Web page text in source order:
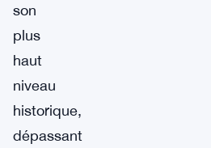
son
plus
haut
niveau
historique,
dépassant